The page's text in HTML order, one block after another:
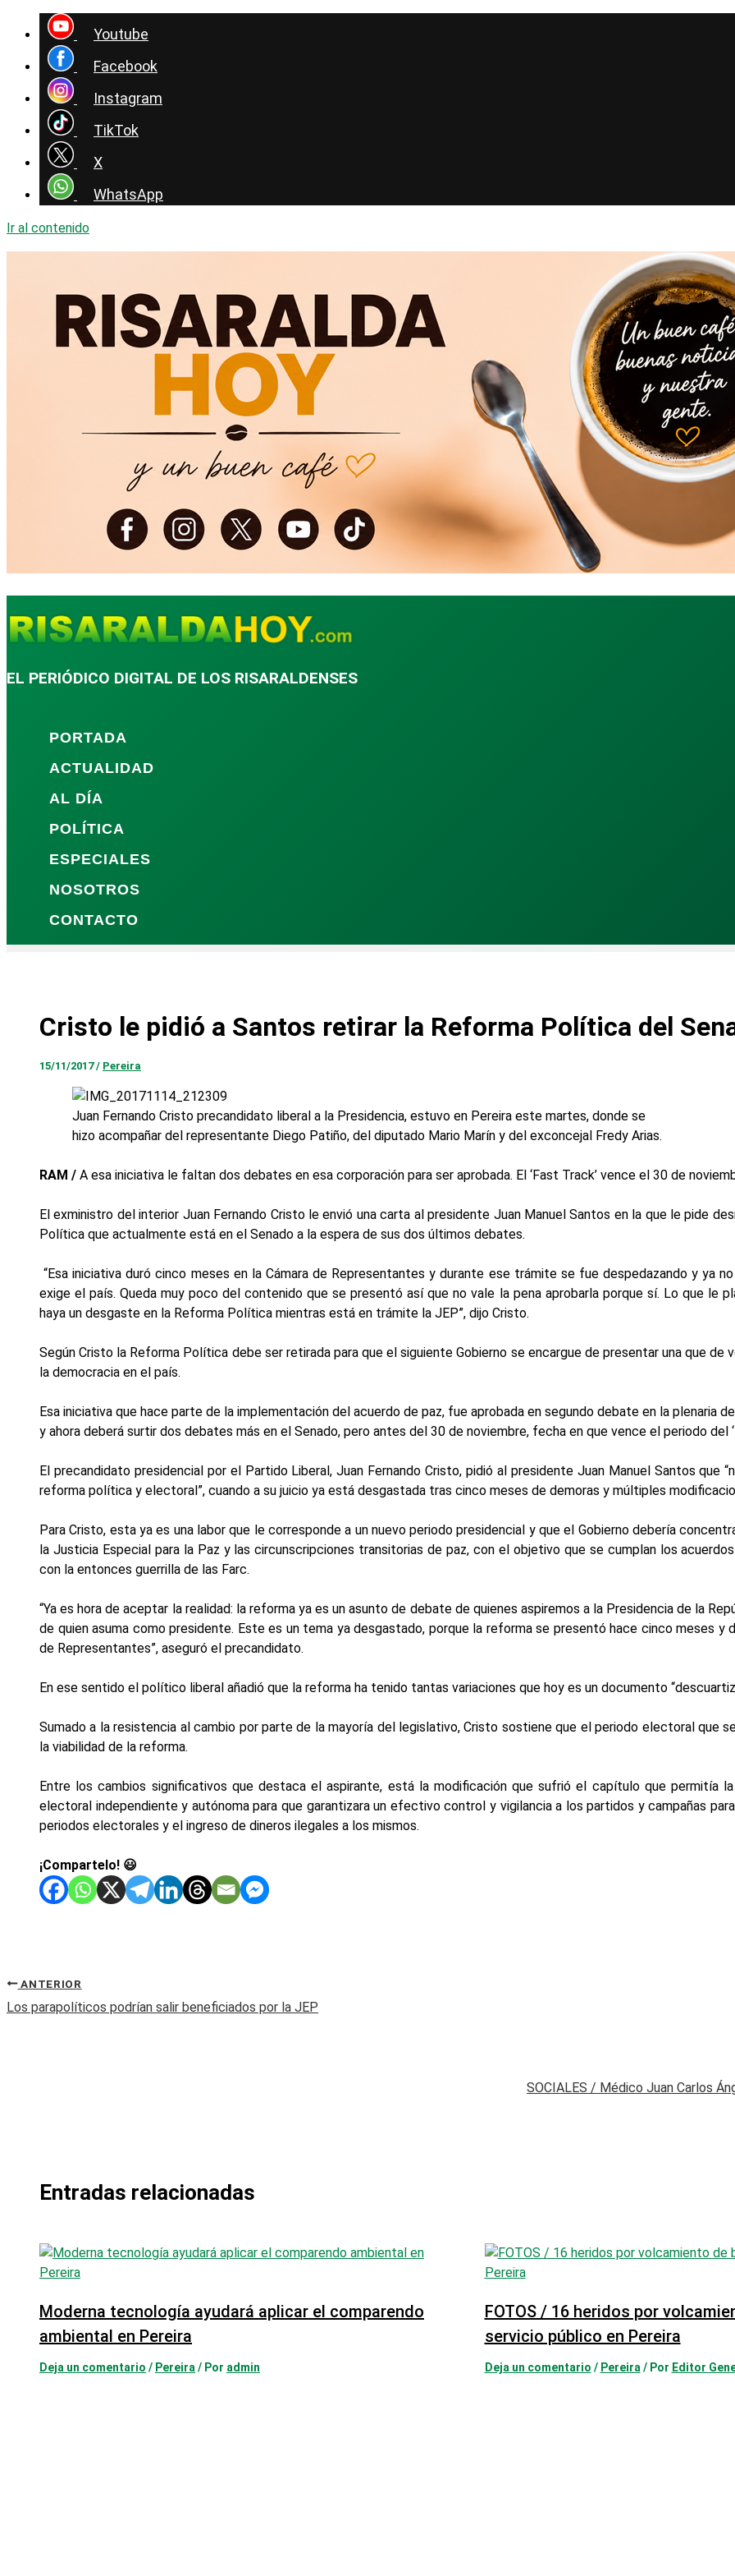
Youtube
Facebook
Instagram
TikTok
X
WhatsApp
Ir al contenido
EL PERIÓDICO DIGITAL DE LOS RISARALDENSES
PORTADA
ACTUALIDAD
AL DÍA
POLÍTICA
ESPECIALES
NOSOTROS
CONTACTO
Cristo le pidió a Santos retirar la Reforma Política del
15/11/2017/ Pereira
Juan Fernando Cristo precandidato liberal a la Presidencia, estuvo en Pereira este martes, donde se
hizo acompañar del representante Diego Patiño, del diputado Mario Marín y del exconcejal Fredy Arias.
RAM / A esa iniciativa le faltan dos debates en esa corporación para ser aprobada. El ‘Fast Track’ vence el 30 de
El exministro del interior Juan Fernando Cristo le envió una carta al presidente Juan Manuel Santos en la que le pide
Política que actualmente está en el Senado a la espera de sus dos últimos debates.
“Esa iniciativa duró cinco meses en la Cámara de Representantes y durante ese trámite se fue despedazando y ya
exige el país. Queda muy poco del contenido que se presentó así que no vale la pena aprobarla porque sí. Lo que le
haya un desgaste en la Reforma Política mientras está en trámite la JEP”, dijo Cristo.
Según Cristo la Reforma Política debe ser retirada para que el siguiente Gobierno se encargue de presentar una que de
la democracia en el país.
Esa iniciativa que hace parte de la implementación del acuerdo de paz, fue aprobada en segundo debate en la plenaria
y ahora deberá surtir dos debates más en el Senado, pero antes del 30 de noviembre, fecha en que vence el periodo del
El precandidato presidencial por el Partido Liberal, Juan Fernando Cristo, pidió al presidente Juan Manuel Santos que
reforma política y electoral”, cuando a su juicio ya está desgastada tras cinco meses de demoras y múltiples
Para Cristo, esta ya es una labor que le corresponde a un nuevo periodo presidencial y que el Gobierno debería
la Justicia Especial para la Paz y las circunscripciones transitorias de paz, con el objetivo que se cumplan los acuerdos
con la entonces guerrilla de las Farc.
“Ya es hora de aceptar la realidad: la reforma ya es un asunto de debate de quienes aspiremos a la Presidencia de la
de quien asuma como presidente. Este es un tema ya desgastado, porque la reforma se presentó hace cinco meses y
de Representantes”, aseguró el precandidato.
En ese sentido el político liberal añadió que la reforma ha tenido tantas variaciones que hoy es un documento
Sumado a la resistencia al cambio por parte de la mayoría del legislativo, Cristo sostiene que el periodo electoral que
la viabilidad de la reforma.
Entre los cambios significativos que destaca el aspirante, está la modificación que sufrió el capítulo que permitía la
electoral independiente y autónoma para que garantizara un efectivo control y vigilancia a los partidos y campañas
periodos electorales y el ingreso de dineros ilegales a los mismos.
¡Compartelo! 😃
ANTERIOR
Los parapolíticos podrían salir beneficiados por la JEP
SOCIALES / Médico Juan Carlos
Entradas relacionadas
Moderna tecnología ayudará aplicar el comparendo
ambiental en Pereira
Deja un comentario / Pereira/ Por admin
FOTOS / 16 heridos por
servicio público en Pereira
Deja un comentario / Pereira/ Por Editor